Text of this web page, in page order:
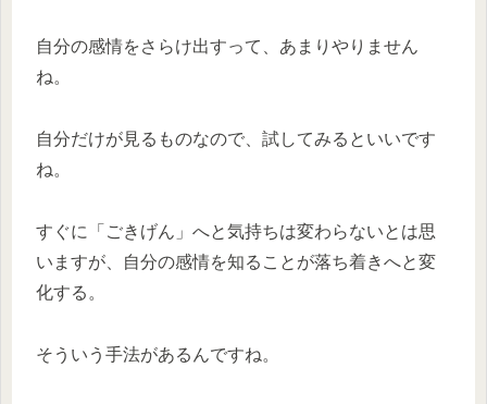
自分の感情をさらけ出すって、あまりやりません
ね。
自分だけが見るものなので、試してみるといいです
ね。
すぐに「ごきげん」へと気持ちは変わらないとは思
いますが、自分の感情を知ることが落ち着きへと変
化する。
そういう手法があるんですね。